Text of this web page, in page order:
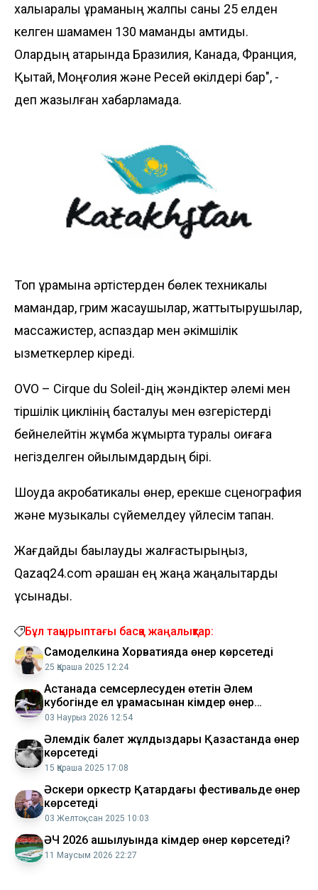
халықаралық құраманың жалпы саны 25 елден
келген шамамен 130 маманды қамтиды.
Олардың қатарында Бразилия, Канада, Франция,
Қытай, Моңғолия және Ресей өкілдері бар", -
деп жазылған хабарламада.
Топ құрамына әртістерден бөлек техникалық
мамандар, грим жасаушылар, жаттықтырушылар,
массажистер, аспаздар мен әкімшілік
қызметкерлер кіреді.
OVO – Cirque du Soleil-дің жәндіктер әлемі мен
тіршілік циклінің басталуы мен өзгерістерді
бейнелейтін жұмбақ жұмыртқа туралы оқиғаға
негізделген қойылымдардың бірі.
Шоуда акробатикалық өнер, ерекше сценография
және музыкалық сүйемелдеу үйлесім тапқан.
Жағдайды бақылауды жалғастырыңыз,
Qazaq24.com әрқашан ең жаңа жаңалықтарды
ұсынады.
Бұл тақырыптағы басқа жаңалықтар:
Самоделкина Хорватияда өнер көрсетеді
25 Қараша 2025 12:24
Астанада семсерлесуден өтетін Әлем
кубогінде ел құрамасынан кімдер өнер
көрсетеді
03 Наурыз 2026 12:54
Әлемдік балет жұлдыздары Қазақстанда өнер
көрсетеді
15 Қараша 2025 17:08
Әскери оркестр Қатардағы фестивальде өнер
көрсетеді
03 Желтоқсан 2025 10:03
ӘЧ 2026 ашылуында кімдер өнер көрсетеді?
11 Маусым 2026 22:27